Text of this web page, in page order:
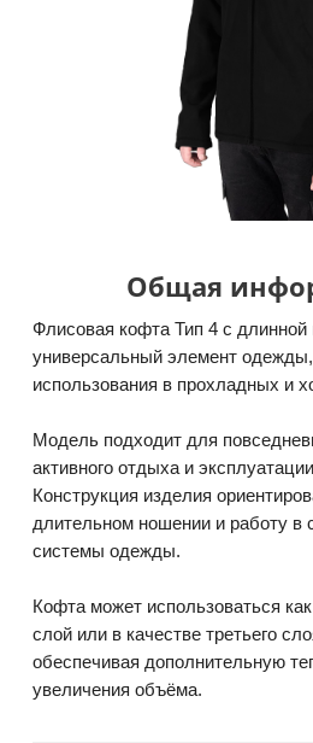
Общая
Флисовая кофта Тип 4 с
универсальный элемент
использования в прохладных и
Модель подходит для
активного отдыха и
Конструкция изделия
длительном ношении и работу в
системы одежды.
Кофта может использоваться
слой или в качестве третьего
обеспечивая дополнительную
увеличения объёма.